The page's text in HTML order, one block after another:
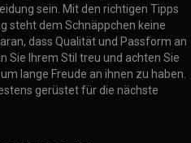
sein. Mit den richtigen Tipps
steht dem Schnäppchen keine
dass Qualität und Passform an
Sie Ihrem Stil treu und achten Sie
lange Freude an ihnen zu haben.
gerüstet für die nächste